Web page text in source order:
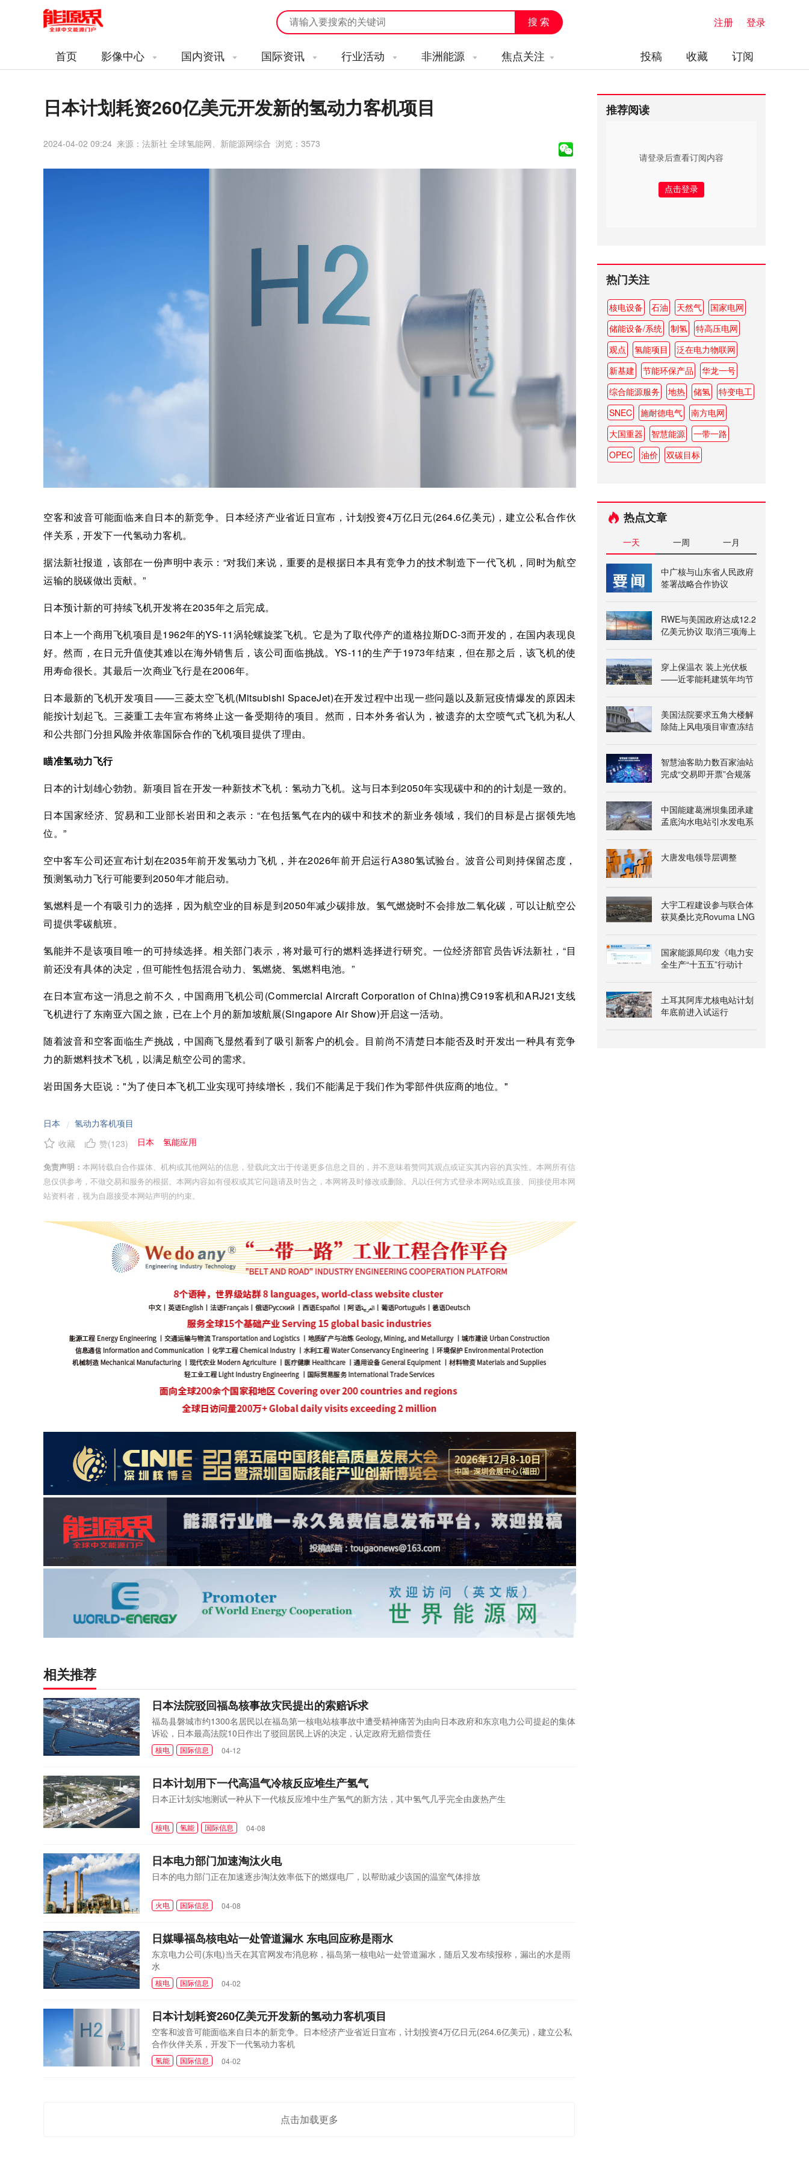
注册 登录
首页 影像中心 国内资讯 国际资讯 行业活动 非洲能源 焦点关注 订阅
收藏
投稿
日本计划耗资260亿美元开发新的氢动力客机项目
2024-04-02 09:24 来源：法新社 全球氢能网、新能源网综合 浏览： 3573
空客和波音可能面临来自日本的新竞争。日本经济产业省近日宣布，计划投资4万亿日元(264.6亿美元)，建立公私合作伙
伴关系，开发下一代氢动力客机。
据法新社报道，该部在一份声明中表示：“对我们来说，重要的是根据日本具有竞争力的技术制造下一代飞机，同时为航空
运输的脱碳做出贡献。”
日本预计新的可持续飞机开发将在2035年之后完成。
日本上一个商用飞机项目是1962年的YS-11涡轮螺旋桨飞机。它是为了取代停产的道格拉斯DC-3而开发的，在国内表现良
好。然而，在日元升值使其难以在海外销售后，该公司面临挑战。YS-11的生产于1973年结束，但在那之后，该飞机的使
用寿命很长。其最后一次商业飞行是在2006年。
日本最新的飞机开发项目——三菱太空飞机(Mitsubishi SpaceJet)在开发过程中出现一些问题以及新冠疫情爆发的原因未
能按计划起飞。三菱重工去年宣布将终止这一备受期待的项目。然而，日本外务省认为，被遗弃的太空喷气式飞机为私人
和公共部门分担风险并依靠国际合作的飞机项目提供了理由。
瞄准氢动力飞行
日本的计划雄心勃勃。新项目旨在开发一种新技术飞机：氢动力飞机。这与日本到2050年实现碳中和的的计划是一致的。
日本国家经济、贸易和工业部长岩田和之表示：“在包括氢气在内的碳中和技术的新业务领域，我们的目标是占据领先地
位。”
空中客车公司还宣布计划在2035年前开发氢动力飞机，并在2026年前开启运行A380氢试验台。波音公司则持保留态度，
预测氢动力飞行可能要到2050年才能启动。
氢燃料是一个有吸引力的选择，因为航空业的目标是到2050年减少碳排放。氢气燃烧时不会排放二氧化碳，可以让航空公
司提供零碳航班。
氢能并不是该项目唯一的可持续选择。相关部门表示，将对最可行的燃料选择进行研究。一位经济部官员告诉法新社，“目
前还没有具体的决定，但可能性包括混合动力、氢燃烧、氢燃料电池。”
在日本宣布这一消息之前不久，中国商用飞机公司(Commercial Aircraft Corporation of China)携C919客机和ARJ21支线
飞机进行了东南亚六国之旅，已在上个月的新加坡航展(Singapore Air Show)开启这一活动。
随着波音和空客面临生产挑战，中国商飞显然看到了吸引新客户的机会。目前尚不清楚日本能否及时开发出一种具有竞争
力的新燃料技术飞机，以满足航空公司的需求。
岩田国务大臣说："为了使日本飞机工业实现可持续增长，我们不能满足于我们作为零部件供应商的地位。"
日本 / 氢动力客机项目
收藏
赞(123) 日本 氢能应用
免责声明： 本网转载自合作媒体、机构或其他网站的信息，登载此文出于传递更多信息之目的，并不意味着赞同其观点或证实其内容的真实性。本网所有信
息仅供参考，不做交易和服务的根据。本网内容如有侵权或其它问题请及时告之，本网将及时修改或删除。凡以任何方式登录本网站或直接、间接使用本网
站资料者，视为自愿接受本网站声明的约束。
相关推荐
日本法院驳回福岛核事故灾民提出的索赔诉求
福岛县磐城市约1300名居民以在福岛第一核电站核事故中遭受精神痛苦为由向日本政府和东京电力公司提起的集体
诉讼，日本最高法院10日作出了驳回居民上诉的决定，认定政府无赔偿责任
核电 国际信息 04-12
日本计划用下一代高温气冷核反应堆生产氢气
日本正计划实地测试一种从下一代核反应堆中生产氢气的新方法，其中氢气几乎完全由废热产生
核电 氢能 国际信息 04-08
日本电力部门加速淘汰火电
日本的电力部门正在加速逐步淘汰效率低下的燃煤电厂，以帮助减少该国的温室气体排放
火电 国际信息 04-08
日媒曝福岛核电站一处管道漏水 东电回应称是雨水
东京电力公司(东电)当天在其官网发布消息称，福岛第一核电站一处管道漏水，随后又发布续报称，漏出的水是雨
水
核电 国际信息 04-02
日本计划耗资260亿美元开发新的氢动力客机项目
空客和波音可能面临来自日本的新竞争。日本经济产业省近日宣布，计划投资4万亿日元(264.6亿美元)，建立公私
合作伙伴关系，开发下一代氢动力客机
氢能 国际信息 04-02
推荐阅读
请登录后查看订阅内容
热门关注
核电设备 石油 天然气
国家电网
储能设备/系统
制氢
特高压电网
观点
氢能项目
泛在电力物联网
新基建
节能环保产品
华龙一号
综合能源服务
地热 储氢
特变电工
SNEC
施耐德电气
南方电网
大国重器
智慧能源
一带一路
OPEC
油价 双碳目标
热点文章
一天 一周 一月
中广核与山东省人民政府
签署战略合作协议
RWE与美国政府达成12.2
亿美元协议 取消三项海上
穿上保温衣 装上光伏板
——近零能耗建筑年均节
美国法院要求五角大楼解
除陆上风电项目审查冻结
智慧油客助力数百家油站
完成“交易即开票”合规落
中国能建葛洲坝集团承建
孟底沟水电站引水发电系
大唐发电领导层调整
大宇工程建设参与联合体
获莫桑比克Rovuma LNG
国家能源局印发《电力安
全生产“十五五”行动计
土耳其阿库尤核电站计划
年底前进入试运行